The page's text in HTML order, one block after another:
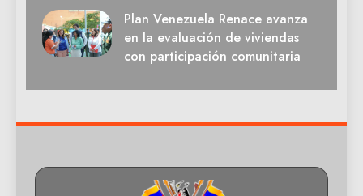
Plan Venezuela Renace avanza
en la evaluación de viviendas
con participación comunitaria